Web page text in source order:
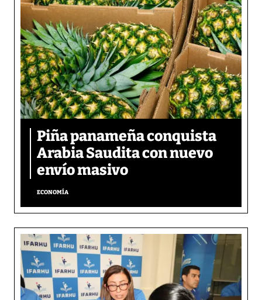
Piña panameña conquista
Arabia Saudita con nuevo
envío masivo
ECONOMÍA